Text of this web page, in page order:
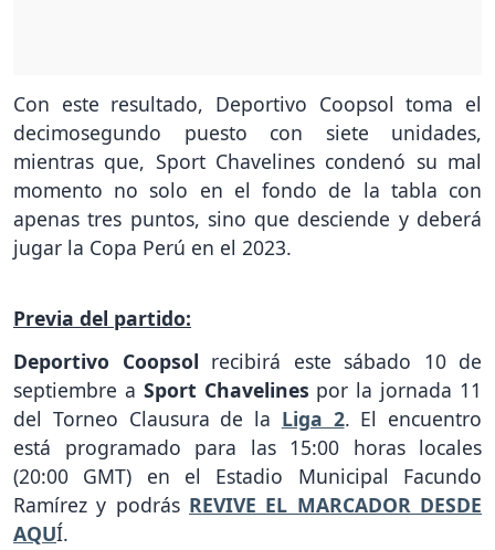
Con este resultado, Deportivo Coopsol toma el
decimosegundo puesto con siete unidades,
mientras que, Sport Chavelines condenó su mal
momento no solo en el fondo de la tabla con
apenas tres puntos, sino que desciende y deberá
jugar la Copa Perú en el 2023.
Previa del partido:
Deportivo Coopsol recibirá este sábado 10 de
septiembre a Sport Chavelines por la jornada 11
del Torneo Clausura de la Liga 2. El encuentro
está programado para las 15:00 horas locales
(20:00 GMT) en el Estadio Municipal Facundo
Ramírez y podrás REVIVE EL MARCADOR DESDE
AQUÍ.